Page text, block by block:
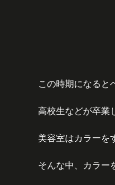
この時期になると
高校生などが卒業
美容室はカラーを
そんな中、カラー